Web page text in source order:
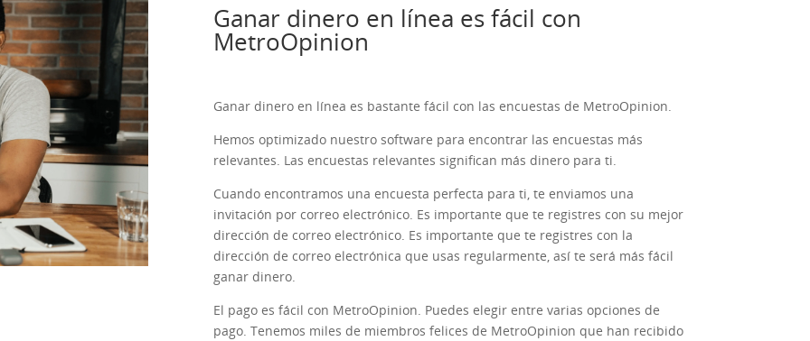
Ganar dinero en línea es fácil con
MetroOpinion
Ganar dinero en línea es bastante fácil con las encuestas de MetroOpinion.
Hemos optimizado nuestro software para encontrar las encuestas más
relevantes. Las encuestas relevantes significan más dinero para ti.
Cuando encontramos una encuesta perfecta para ti, te enviamos una
invitación por correo electrónico. Es importante que te registres con su mejor
dirección de correo electrónico. Es importante que te registres con la
dirección de correo electrónica que usas regularmente, así te será más fácil
ganar dinero.
El pago es fácil con MetroOpinion. Puedes elegir entre varias opciones de
pago. Tenemos miles de miembros felices de MetroOpinion que han recibido